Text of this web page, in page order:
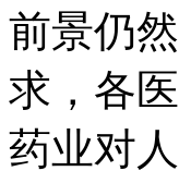
前景仍
求，各
药业对